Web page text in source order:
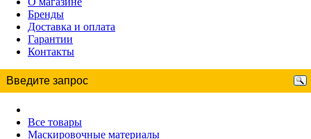
Бренды
Доставка и оплата
Гарантии
Контакты
Все товары
Маскировочные материалы